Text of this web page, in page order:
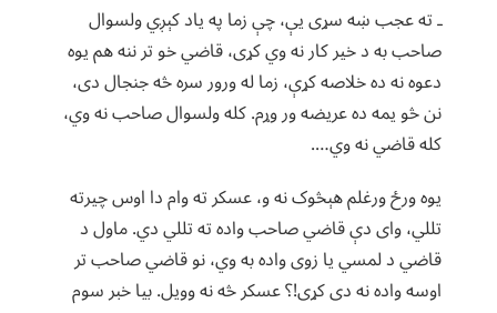
ـ ته عجب ښه سړی یې، چې زما په یاد کېږي ولسوال
صاحب به د خیر کار نه وي کړی، قاضي خو تر ننه هم یوه
دعوه نه ده خلاصه کړې، زما له ورور سره څه جنجال دی،
نن څو یمه ده عریضه ور وړم. کله ولسوال صاحب نه وي،
کله قاضي نه وي….
یوه ورځ ورغلم هېڅوک نه و، عسکر ته وام دا اوس چیرته
تللي، وای دې قاضي صاحب واده ته تللي دي. ماول د
قاضي د لمسي یا زوی واده به وي، نو قاضي صاحب تر
اوسه واده نه دی کړی!؟ عسکر څه نه وویل. بیا خبر سوم